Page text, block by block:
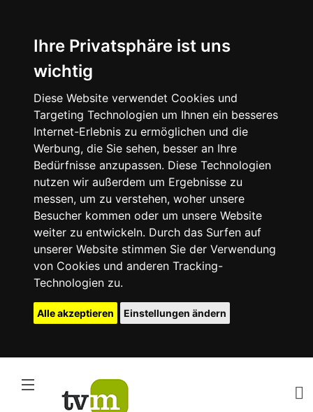
Ihre Privatsphäre ist uns
wichtig
Diese Website verwendet Cookies und
Targeting Technologien um Ihnen ein besseres
Internet-Erlebnis zu ermöglichen und die
Werbung, die Sie sehen, besser an Ihre
Bedürfnisse anzupassen. Diese Technologien
nutzen wir außerdem um Ergebnisse zu
messen, um zu verstehen, woher unsere
Besucher kommen oder um unsere Website
weiter zu entwickeln. Durch das Surfen auf
unserer Website stimmen Sie der Verwendung
von Cookies und anderen Tracking-
Technologien zu.
Alle akzeptieren Einstellungen ändern